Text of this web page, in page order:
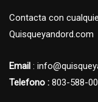
Contacta con
Quisqueyandord.com
Email :
Telefono : 803-588-